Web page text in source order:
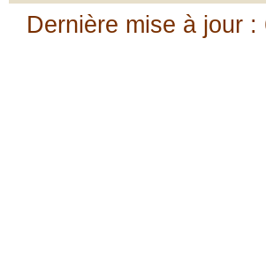
Dernière mise à jour :